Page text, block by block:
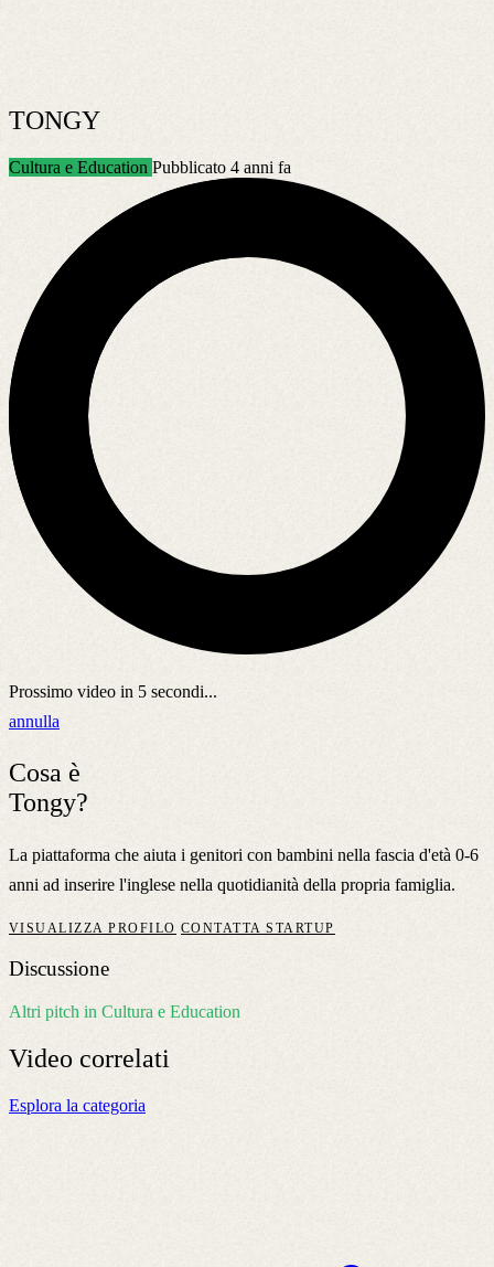
TONGY
Cultura e Education Pubblicato 4 anni fa
Prossimo video in 5 secondi...
annulla
Cosa è
Tongy?
La piattaforma che aiuta i genitori con bambini nella fascia d'età 0-6
anni ad inserire l'inglese nella quotidianità della propria famiglia.
VISUALIZZA PROFILO CONTATTA STARTUP
Discussione
Altri pitch in Cultura e Education
Video correlati
Esplora la categoria